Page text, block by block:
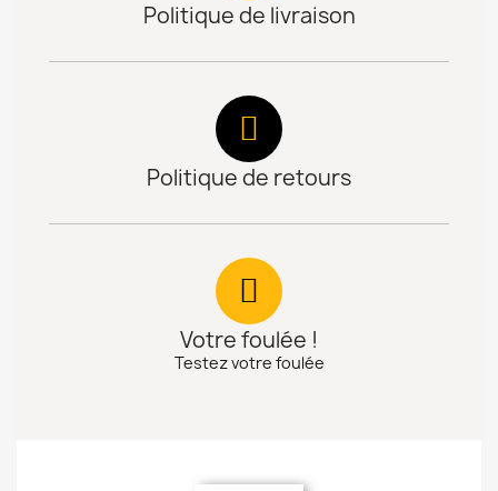
Politique de livraison
Politique de retours
Votre foulée !
Testez votre foulée